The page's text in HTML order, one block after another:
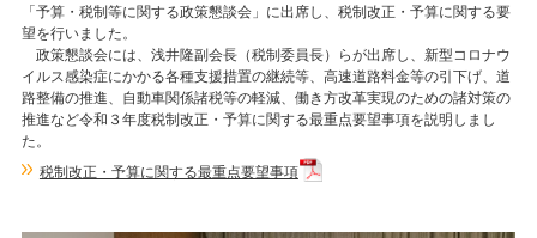
「予算・税制等に関する政策懇談会」に出席し、税制改正・予算に関する要
望を行いました。
政策懇談会には、浅井隆副会長（税制委員長）らが出席し、新型コロナウ
イルス感染症にかかる各種支援措置の継続等、高速道路料金等の引下げ、道
路整備の推進、自動車関係諸税等の軽減、働き方改革実現のための諸対策の
推進など令和３年度税制改正・予算に関する最重点要望事項を説明しまし
た。
税制改正・予算に関する最重点要望事項